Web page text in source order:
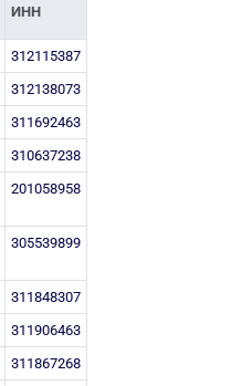
ИНН
312115387
312138073
311692463
310637238
201058958
305539899
311848307
311906463
311867268